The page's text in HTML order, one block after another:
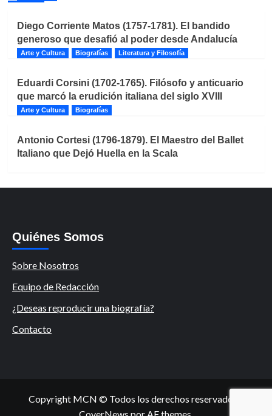
Diego Corriente Matos (1757-1781). El bandido
generoso que desafió al poder desde Andalucía
Arte y Cultura Biografías Literatura y Filosofía
Eduardi Corsini (1702-1765). Filósofo y anticuario
que marcó la erudición italiana del siglo XVIII
Arte y Cultura Biografías
Antonio Cortesi (1796-1879). El Maestro del Ballet
Italiano que Dejó Huella en la Scala
Quiénes Somos
Sobre Nosotros
Equipo de Redacción
¿Deseas reproducir una biografía?
Contacto
Copyright MCN © Todos los derechos reservados.